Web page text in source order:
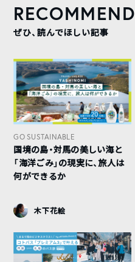
RECOMMEND
ぜひ、読んでほしい記事
GO SUSTAINABLE
国境の島・対馬の美しい海と
「海洋ごみ」の現実に、旅人は
何ができるか
木下花絵